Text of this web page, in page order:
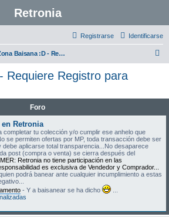
Retronia
Identificarse
Registrarse
Zona Baisana :D - Requiere Registro para acceso total.
Requiere Registro para
Foro
Retronia
completar tu colección y/o cumplir ese anhelo que
se permiten ofertas por MP, toda transacción debe ser
aplicarse total transparencia...No desaparece
post (compra o venta) se cierra después del
Retronia no tiene participación en las
es exclusiva de Vendedor y Comprador...
podrá banear ante cualquier incumplimiento a estas
- Y a baisanear se ha dicho